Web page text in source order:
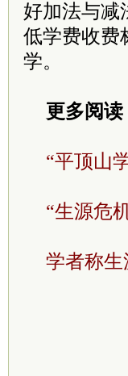
好加法与减
低学费收费
学。
更多阅读
“平顶山
“生源危
学者称